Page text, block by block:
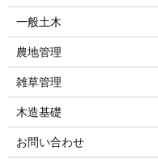
一般土木
農地管理
雑草管理
木造基礎
お問い合わせ